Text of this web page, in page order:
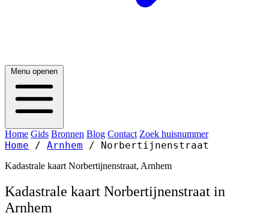
Menu openen
Home Gids Bronnen Blog Contact Zoek huisnummer
Home / Arnhem / Norbertijnenstraat
Kadastrale kaart Norbertijnenstraat, Arnhem
Kadastrale kaart Norbertijnenstraat in
Arnhem